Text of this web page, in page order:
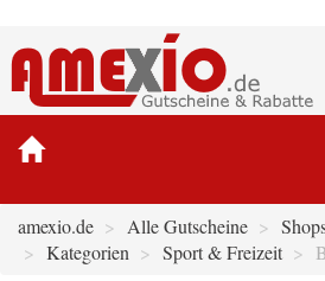
amexio.de Alle Gutscheine
Kategorien
Sport & Freizeit